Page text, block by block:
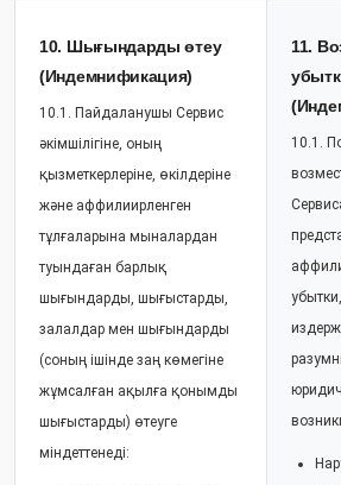
10. Шығындарды өтеу
(Индемнификация)
10.1. Пайдаланушы Сервис
әкімшілігіне, оның
қызметкерлеріне, өкілдеріне
және аффилиирленген
тұлғаларына мыналардан
туындаған барлық
шығындарды, шығыстарды,
залалдар мен шығындарды
(соның ішінде заң көмегіне
жұмсалған ақылға қонымды
шығыстарды) өтеуге
міндеттенеді:
11.
10.1.